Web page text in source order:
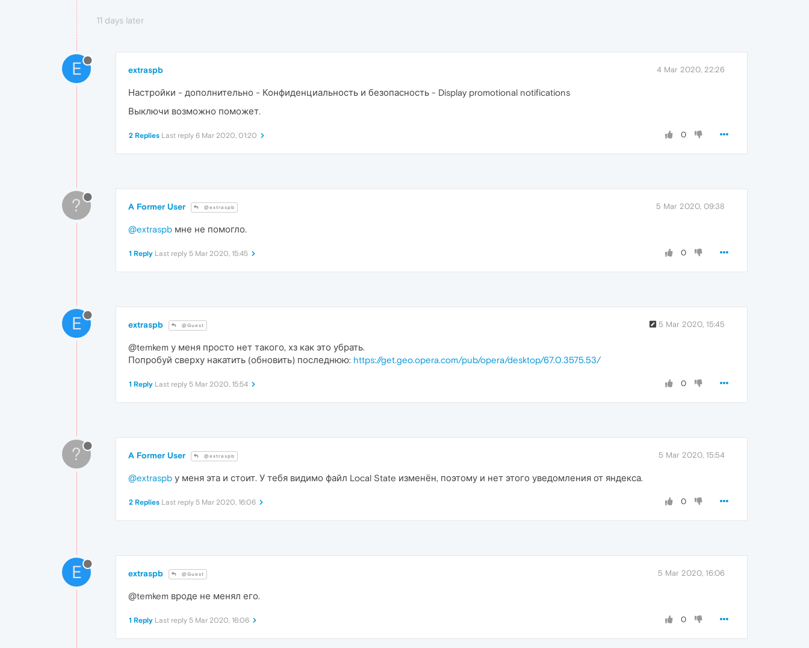
11 days later
E extraspb 4 Mar 2020, 22:26
Настройки - дополнительно - Конфиденциальность и безопасность - Display promotional notifications
Выключи возможно поможет.
0
2 Replies Last reply 6 Mar 2020, 01:20
? A Former User @extraspb 5 Mar 2020, 09:38
@extraspb мне не помогло.
0
1 Reply Last reply 5 Mar 2020, 15:45
E extraspb @Guest 5 Mar 2020, 15:45
@temkem у меня просто нет такого, хз как это убрать.
Попробуй сверху накатить (обновить) последнюю: https://get.geo.opera.com/pub/opera/desktop/67.0.3575.53/
0
1 Reply Last reply 5 Mar 2020, 15:54
? A Former User @extraspb 5 Mar 2020, 15:54
@extraspb у меня эта и стоит. У тебя видимо файл Local State изменён, поэтому и нет этого уведомления от яндекса.
0
2 Replies Last reply 5 Mar 2020, 16:06
E extraspb @Guest 5 Mar 2020, 16:06
@temkem вроде не менял его.
0
1 Reply Last reply 5 Mar 2020, 16:06